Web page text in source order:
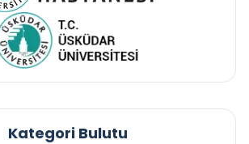
Kategori Bulutu